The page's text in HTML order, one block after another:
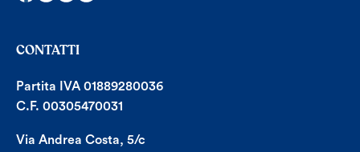
CONTATTI
Partita IVA 01889280036
C.F. 00305470031
Via Andrea Costa, 5/c